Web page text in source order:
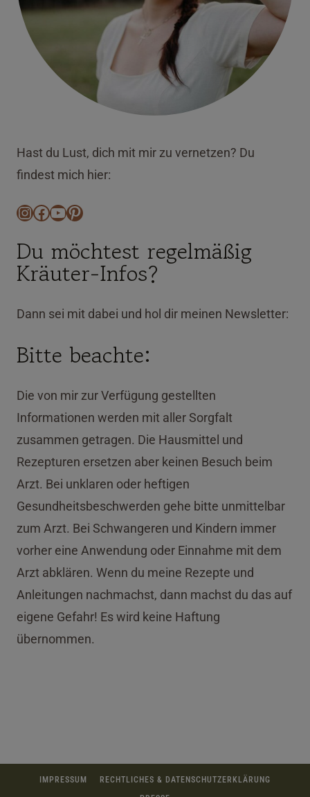
Hast du Lust, dich mit mir zu vernetzen? Du
findest mich hier:
Instagram
Facebook
YouTube
Pinterest
Du möchtest regelmäßig
Kräuter-Infos?
Dann sei mit dabei und hol dir meinen Newsletter:
Bitte beachte:
Die von mir zur Verfügung gestellten
Informationen werden mit aller Sorgfalt
zusammen getragen. Die Hausmittel und
Rezepturen ersetzen aber keinen Besuch beim
Arzt. Bei unklaren oder heftigen
Gesundheitsbeschwerden gehe bitte unmittelbar
zum Arzt. Bei Schwangeren und Kindern immer
vorher eine Anwendung oder Einnahme mit dem
Arzt abklären. Wenn du meine Rezepte und
Anleitungen nachmachst, dann machst du das auf
eigene Gefahr! Es wird keine Haftung
übernommen.
IMPRESSUM
RECHTLICHES & DATENSCHUTZERKLÄRUNG